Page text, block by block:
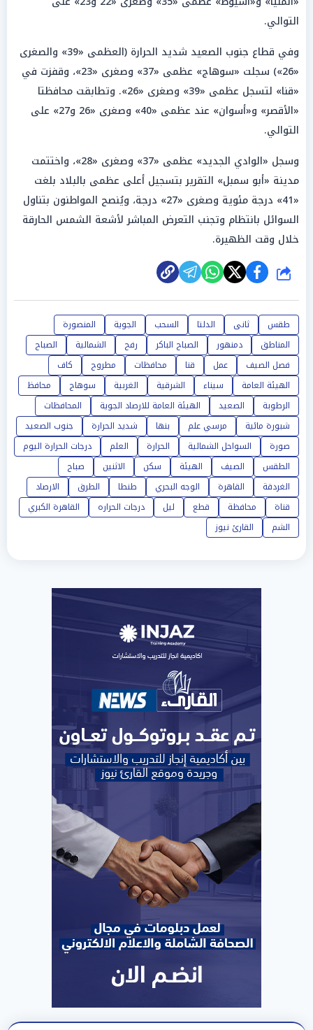
التوالي.
وفي قطاع جنوب الصعيد شديد الحرارة (العظمى «39» والصغرى
«26») سجلت «سوهاج» عظمى «37» وصغرى «23»، وقفزت في
«قنا» لتسجل عظمى «39» وصغرى «26». وتطابقت محافظتا
«الأقصر» و«أسوان» عند عظمى «40» وصغرى «26 و27» على
التوالي.
وسجل «الوادي الجديد» عظمى «37» وصغرى «28»، واختتمت
مدينة «أبو سمبل» التقرير بتسجيل أعلى عظمى بالبلاد بلغت
«41» درجة مئوية وصغرى «27» درجة، ويُنصح المواطنون بتناول
السوائل بانتظام وتجنب التعرض المباشر لأشعة الشمس الحارقة
خلال وقت الظهيرة.
شارك
طقس ثانى الدلتا السحب الجوية
المنصورة
المناطق
دمنهور الصباح الباكر رفح الشمالية
الصباح
فصل الصيف
عمل قنا محافظات مطروح
كاف
الهيئة العامة
سيناء الشرقية الغربية سوهاج
محافظ
الرطوبة
الصعيد الهيئة العامة للارصاد الجوية
المحافظات
شبورة مائية
مرسي علم بنها شديد الحرارة
جنوب الصعيد
صورة
السواحل الشمالية الحرارة العلم
درجات الحرارة اليوم
الطقس
الصيف الهيئة سكن الاثنين
صباح
الغردقة
القاهرة الوجه البحري طنطا الطرق
الارصاد
قناة
محافظة قطع ليل درجات الحراره
القاهرة الكبري
الشم
القارئ نيوز